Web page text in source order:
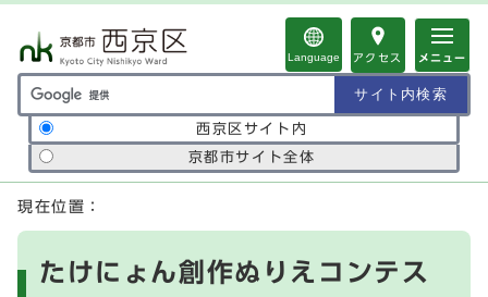
Language アクセス メニュー
サイト内検索の範囲
西京区サイト内
京都市サイト全体
ここから本文です
現在位置：
たけにょん創作ぬりえコンテス